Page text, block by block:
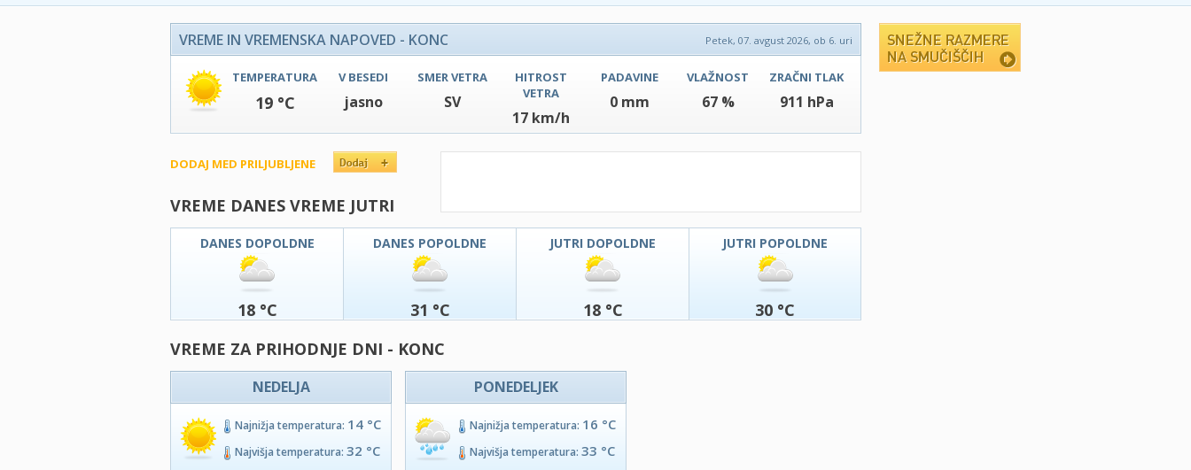
VREME IN VREMENSKA NAPOVED - KONC Petek, 07. avgust 2026, ob 6. uri
TEMPERATURA
19 °C
V BESEDI
jasno
SMER VETRA
SV
HITROST
VETRA
17 km/h
PADAVINE
0 mm
VLAŽNOST
67 %
ZRAČNI TLAK
911 hPa
DODAJ MED PRILJUBLJENE
VREME DANES VREME JUTRI
DANES DOPOLDNE
18 °C
DANES POPOLDNE
31 °C
JUTRI DOPOLDNE
18 °C
JUTRI POPOLDNE
30 °C
VREME ZA PRIHODNJE DNI - KONC
NEDELJA
Najnižja temperatura: 14 °C
Najvišja temperatura: 32 °C
PONEDELJEK
Najnižja temperatura: 16 °C
Najvišja temperatura: 33 °C